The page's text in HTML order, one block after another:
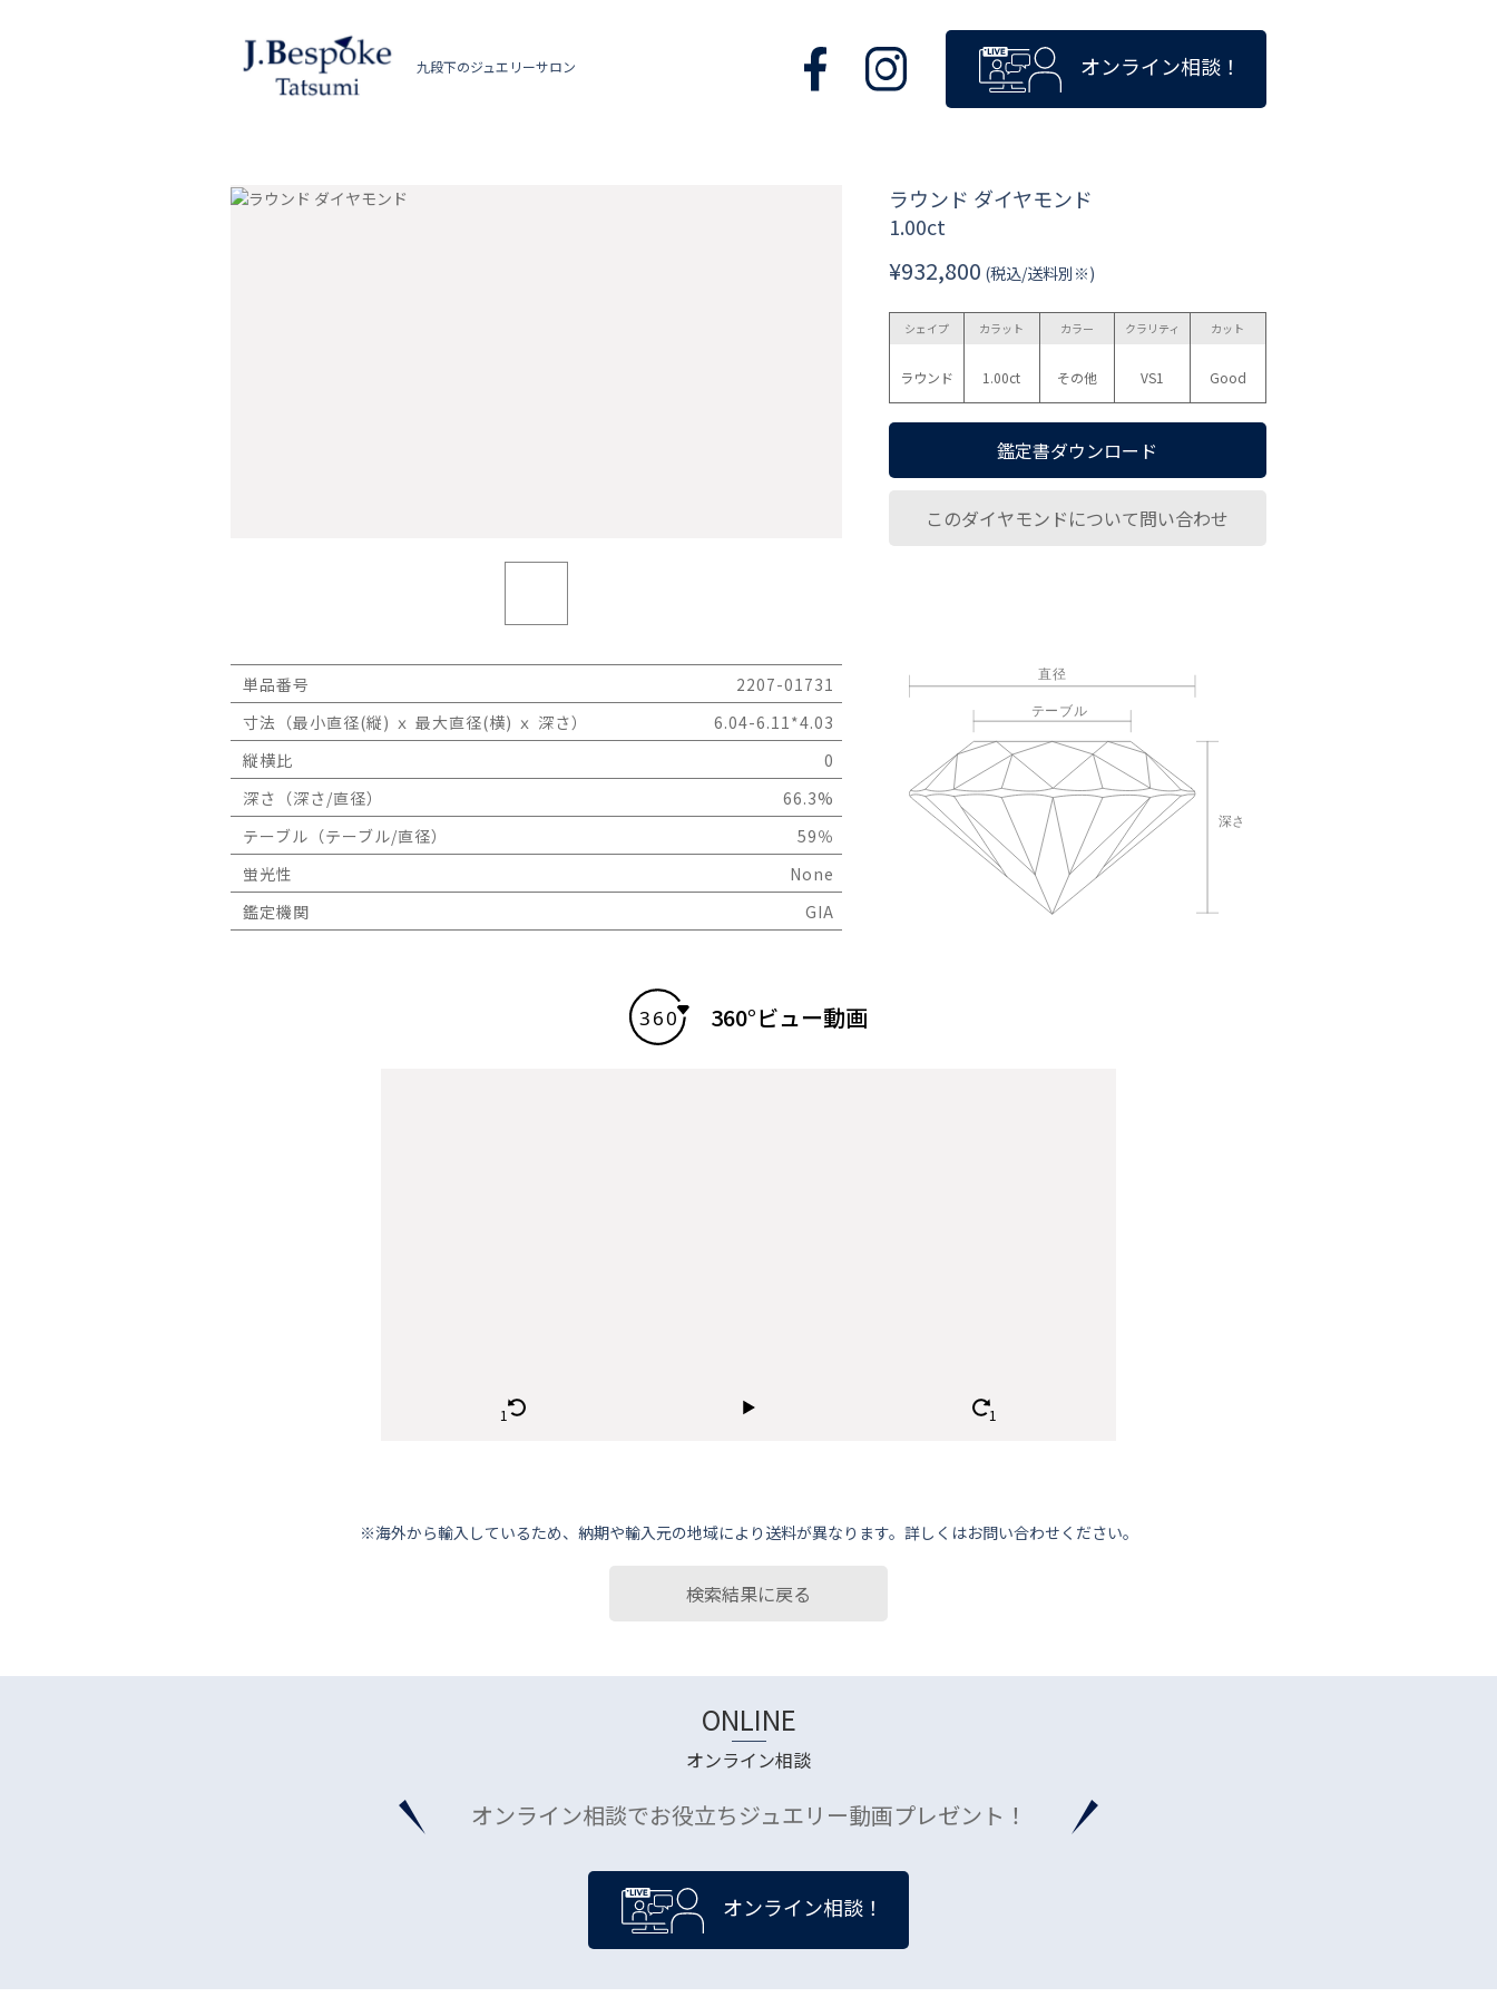
九段下のジュエリーサロン オンライン相談！
ラウンド ダイヤモンド
1.00ct
¥932,800 (税込/送料別※)
シェイプ
ラウンド
カラット
1.00ct
カラー
その他
クラリティ
VS1
カット
Good
鑑定書ダウンロード
このダイヤモンドについて問い合わせ
単品番号
2207-01731
寸法（最小直径(縦) ｘ 最大直径(横) ｘ 深さ）
6.04-6.11*4.03
縦横比
0
深さ（深さ/直径）
66.3%
テーブル（テーブル/直径）
59％
蛍光性
None
鑑定機関
GIA
360°ビュー動画
※海外から輸⼊しているため、納期や輸⼊元の地域により送料が異なります。詳しくはお問い合わせください。
検索結果に戻る
ONLINE
オンライン相談
オンライン相談でお役立ちジュエリー動画プレゼント！
オンライン相談！